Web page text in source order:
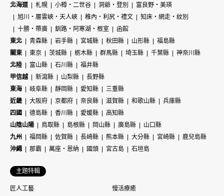
北海道 札幌 小樽・二世谷 洞爺・登別
富良野・美瑛
旭川・層雲峽・天人峽
稚內・利尻・禮文
知床・網走・紋別
十勝・帶廣
釧路・阿寒湖・根室
函館
東北
青森縣 岩手縣 宮城縣 秋田縣 山形縣
福島縣
關東
東京 茨城縣 栃木縣 群馬縣 埼玉縣 千葉縣
神奈川縣
北陸
富山縣 石川縣
福井縣
甲信越
新瀉縣 山梨縣
長野縣
東海
岐阜縣 靜岡縣 愛知縣
三重縣
近畿
大阪府 京都府 奈良縣 滋賀縣 和歌山縣
兵庫縣
四國
德島縣 香川縣 愛媛縣
高知縣
山陰山陽
鳥取縣 島根縣 岡山縣 廣島縣
山口縣
九州
福岡縣 佐賀縣 長崎縣 熊本縣 大分縣 宮崎縣
鹿兒島縣
沖繩
那霸 萬座・恩納 國頭 宮古島 石垣島
主題特輯
匠人工藝
慢活療癒